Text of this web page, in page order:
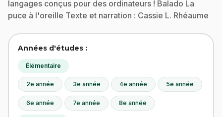
langages conçus pour des ordinateurs ! Balado La
puce à l'oreille Texte et narration : Cassie L. Rhéaume
Années d'études :
Élémentaire
2e année 3e année 4e année 5e année
6e année 7e année 8e année